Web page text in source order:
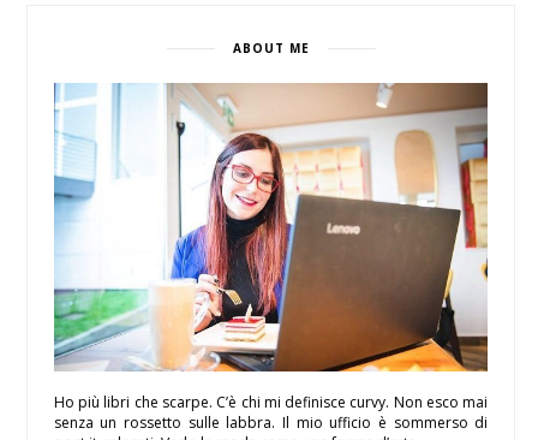
ABOUT ME
Ho più libri che scarpe. C’è chi mi definisce curvy. Non esco mai
senza un rossetto sulle labbra. Il mio ufficio è sommerso di